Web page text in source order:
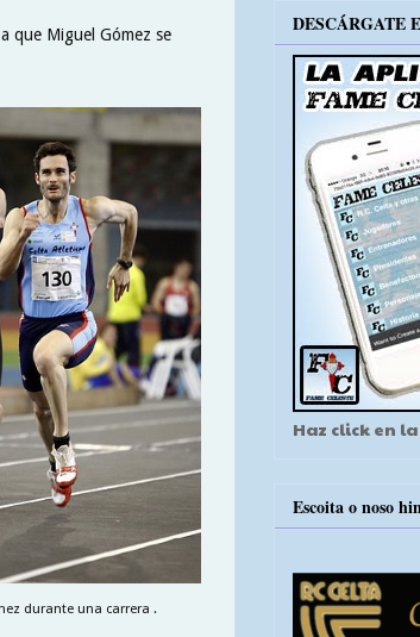
que Miguel Gómez se
durante una carrera .
DESCÁRGATE
Haz click en
Escoita o noso